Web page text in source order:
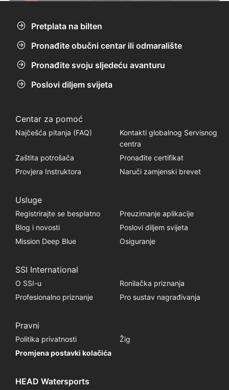
Pretplata na bilten
Pronađite obučni centar ili odmaralište
Pronađite svoju sljedeću avanturu
Poslovi diljem svijeta
Centar za pomoć
Najčešća pitanja (FAQ)
Kontakti globalnog Servisnog
centra
Zaštita potrošača
Pronađite certifikat
Provjera Instruktora
Naruči zamjenski brevet
Usluge
Registrirajte se besplatno
Preuzimanje aplikacije
Blog i novosti
Poslovi diljem svijeta
Mission Deep Blue
Osiguranje
SSI International
O SSI-u
Ronilačka priznanja
Profesionalno priznanje
Pro sustav nagrađivanja
Pravni
Politika privatnosti
Žig
Promjena postavki kolačića
HEAD Watersports